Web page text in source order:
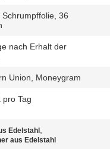
36
nach Erhalt der
Union, Moneygram
pro Tag
Edelstahl
aus Edelstahl